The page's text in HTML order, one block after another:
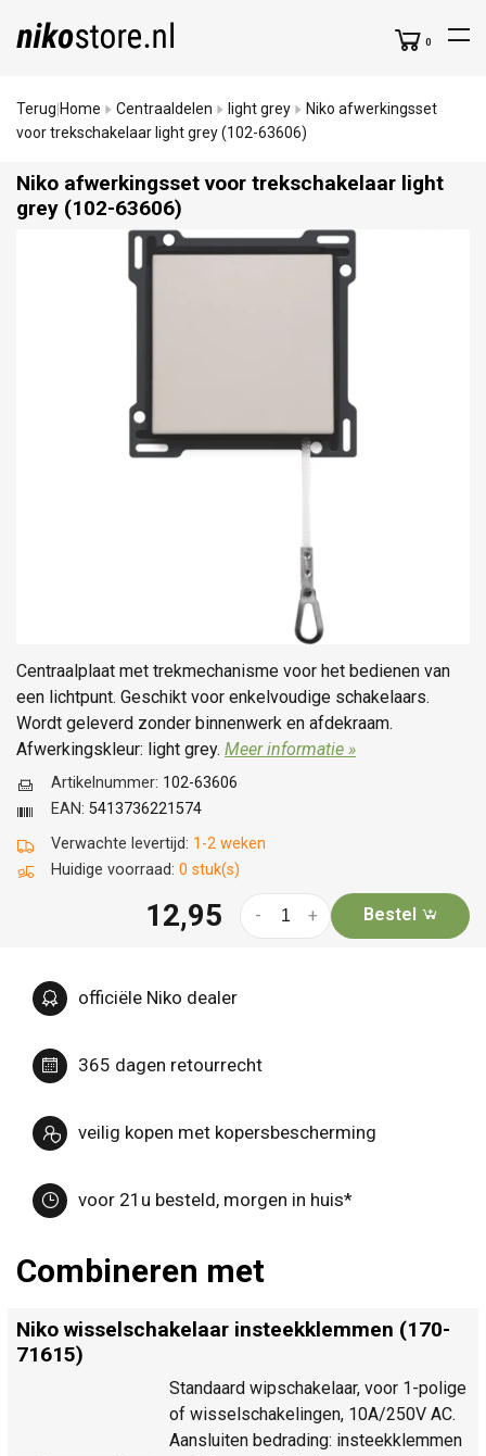
0
Terug Home Centraaldelen light grey
Niko afwerkingsset
voor trekschakelaar light grey (102-63606)
Niko afwerkingsset voor trekschakelaar light
grey (102-63606)
Centraalplaat met trekmechanisme voor het bedienen van
een lichtpunt. Geschikt voor enkelvoudige schakelaars.
Wordt geleverd zonder binnenwerk en afdekraam.
Afwerkingskleur: light grey. Meer informatie »
Verwachte levertijd: 1-2 weken
Huidige voorraad: 0 stuk(s)
Artikelnummer: 102-63606
EAN: 5413736221574
12,95 +
- Bestel
officiële Niko dealer
365 dagen retourrecht
veilig kopen met kopersbescherming
voor 21u besteld, morgen in huis*
Combineren met
Niko wisselschakelaar insteekklemmen (170-
71615)
Standaard wipschakelaar, voor 1-polige
of wisselschakelingen, 10A/250V AC.
Aansluiten bedrading: insteekklemmen